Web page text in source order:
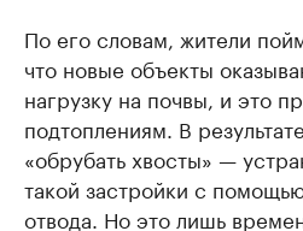
По его словам, жители
что новые объекты
нагрузку на почвы, и это
подтоплениям. В
«обрубать хвосты» —
такой застройки с
отвода. Но это лишь